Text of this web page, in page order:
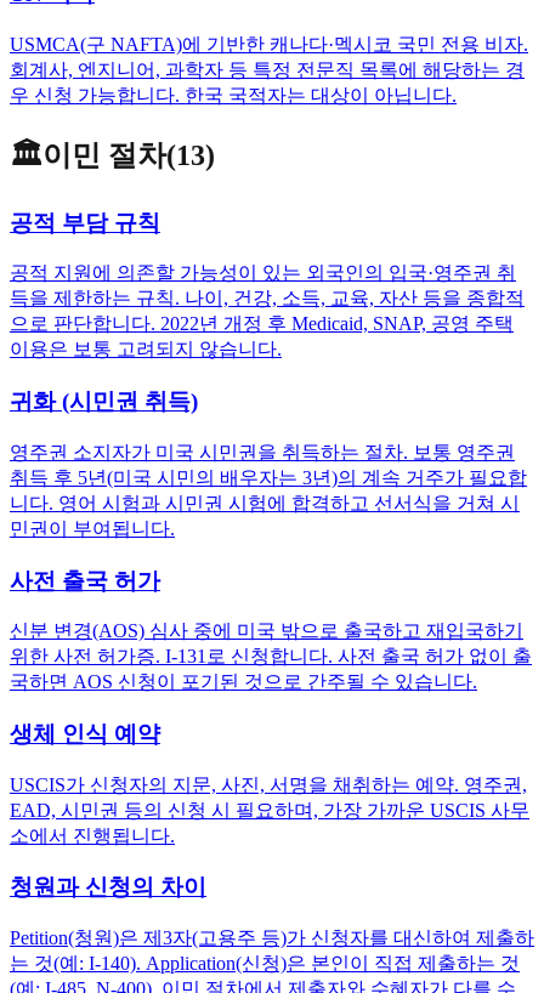
USMCA(구 NAFTA)에 기반한 캐나다·멕시코 국민 전용 비자.
회계사, 엔지니어, 과학자 등 특정 전문직 목록에 해당하는 경
우 신청 가능합니다. 한국 국적자는 대상이 아닙니다.
🏛이민 절차(13)
공적 부담 규칙
공적 지원에 의존할 가능성이 있는 외국인의 입국·영주권 취
득을 제한하는 규칙. 나이, 건강, 소득, 교육, 자산 등을 종합적
으로 판단합니다. 2022년 개정 후 Medicaid, SNAP, 공영 주택
이용은 보통 고려되지 않습니다.
귀화 (시민권 취득)
영주권 소지자가 미국 시민권을 취득하는 절차. 보통 영주권
취득 후 5년(미국 시민의 배우자는 3년)의 계속 거주가 필요합
니다. 영어 시험과 시민권 시험에 합격하고 선서식을 거쳐 시
민권이 부여됩니다.
사전 출국 허가
신분 변경(AOS) 심사 중에 미국 밖으로 출국하고 재입국하기
위한 사전 허가증. I-131로 신청합니다. 사전 출국 허가 없이 출
국하면 AOS 신청이 포기된 것으로 간주될 수 있습니다.
생체 인식 예약
USCIS가 신청자의 지문, 사진, 서명을 채취하는 예약. 영주권,
EAD, 시민권 등의 신청 시 필요하며, 가장 가까운 USCIS 사무
소에서 진행됩니다.
청원과 신청의 차이
Petition(청원)은 제3자(고용주 등)가 신청자를 대신하여 제출하
는 것(예: I-140). Application(신청)은 본인이 직접 제출하는 것